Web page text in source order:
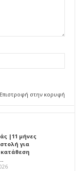
Επιστροφή στην κορυφή
|11 μήνες
για